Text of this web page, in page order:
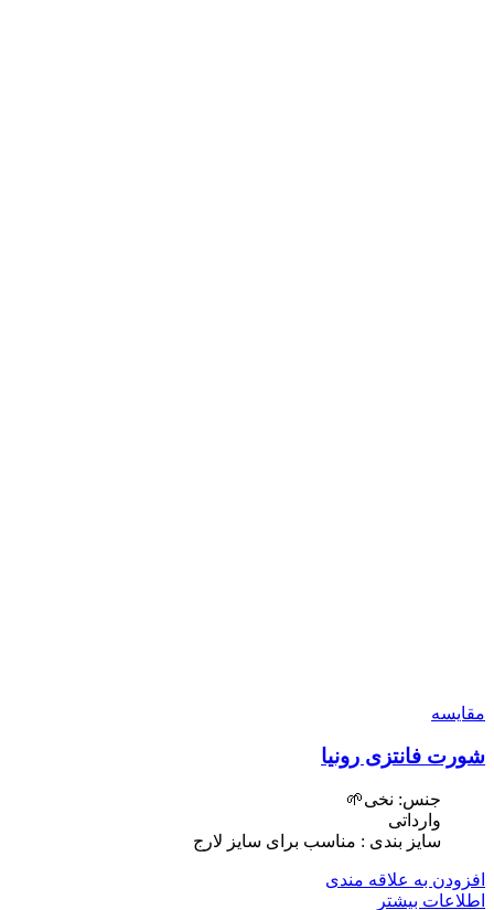
مقایسه
شورت فانتزی رونیا
جنس: نخی🌱
وارداتی
سایز بندی : مناسب برای سایز لارج
افزودن به علاقه مندی
اطلاعات بیشتر